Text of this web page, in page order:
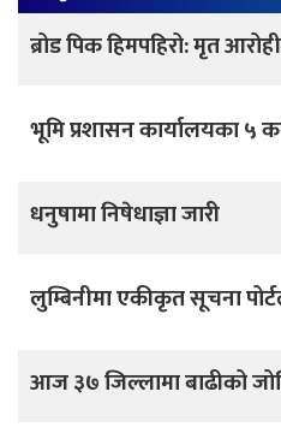
ब्रोड पिक हिमपहिरो: मृत
भूमि प्रशासन कार्यालयका ५
धनुषामा निषेधाज्ञा जारी
लुम्बिनीमा एकीकृत सूचना
आज ३७ जिल्लामा बाढीको